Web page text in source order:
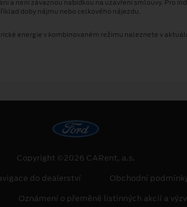
není závaznou nabídkou na uzavření smlouvy. Pro
doby nájmu nebo celkového nájezdu.
energie v kombinovaném režimu naleznete v
Copyright ©2026 CARent, a.s.
do dealerství Obchodní
Oznámení o přeměně listinných akcií a